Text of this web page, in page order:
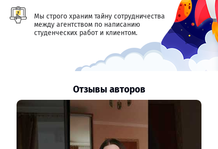
Мы строго храним тайну сотрудничества
между агентством по написанию
студенческих работ и клиентом.
Отзывы авторов